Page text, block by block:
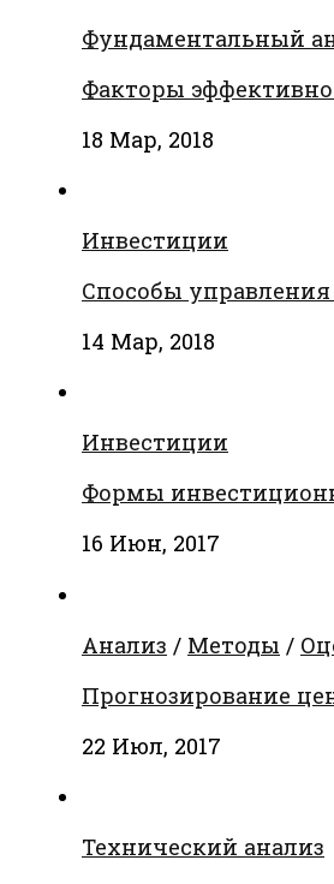
Фундаментальный
Факторы
18 Мар, 2018
Инвестиции
Способы
14 Мар, 2018
Инвестиции
Формы
16 Июн, 2017
Анализ / Методы /
Прогнозирование
22 Июл, 2017
Технический анализ